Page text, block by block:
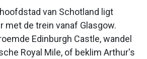
van Schotland ligt
met de trein vanaf Glasgow.
Edinburgh Castle, wandel
Royal Mile, of beklim Arthur's